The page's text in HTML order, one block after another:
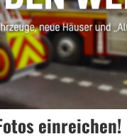
einreichen!